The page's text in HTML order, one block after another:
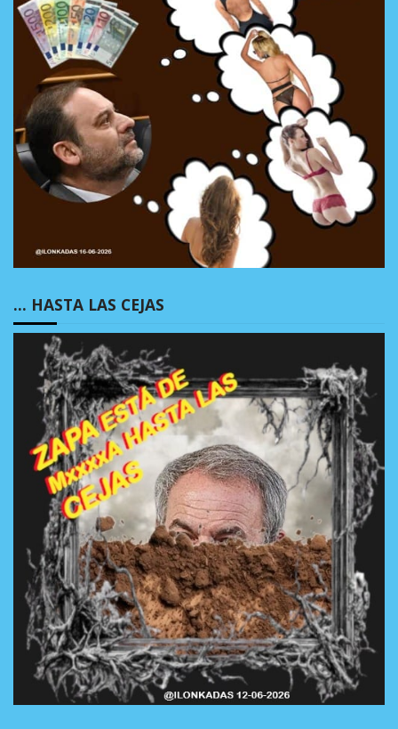
… HASTA LAS CEJAS